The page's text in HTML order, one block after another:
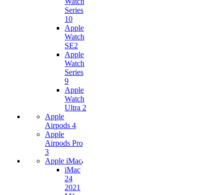
Series
10
Apple
Watch
SE2
Apple
Watch
Series
9
Apple
Watch
Ultra 2
Apple
Airpods 4
Apple
Airpods Pro
3
Apple iMac
iMac
24
2021